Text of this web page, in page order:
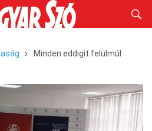
Minden eddigit felülmúl